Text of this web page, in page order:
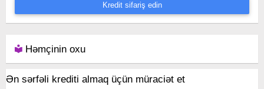
Kredit sifariş edin
Həmçinin oxu
Ən sərfəli krediti almaq üçün müraciət et